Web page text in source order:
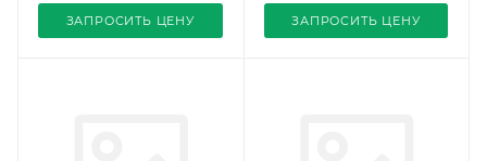
ЗАПРОСИТЬ ЦЕНУ ЗАПРОСИТЬ ЦЕНУ